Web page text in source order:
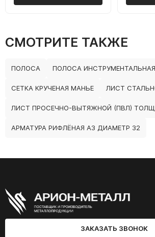
СМОТРИТЕ ТАКЖЕ
ПОЛОСА ПОЛОСА ИНСТРУМЕНТАЛЬНАЯ
СЕТКА КРУЧЕНАЯ МАНЬЕ ЛИСТ
ЛИСТ ПРОСЕЧНО-ВЫТЯЖНОЙ (ПВЛ)
АРМАТУРА РИФЛЁНАЯ А3 ДИАМЕТР 32
ЗАКАЗАТЬ ЗВОНОК